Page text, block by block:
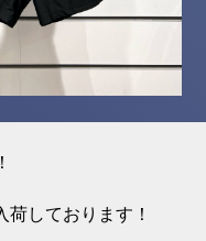
荷しております！